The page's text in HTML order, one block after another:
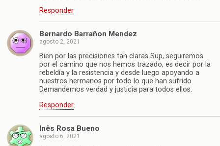
Responder
Bernardo Barrañon Mendez
agosto 2, 2021
Bien por las precisiones tan claras Sup, seguiremos
por el camino que nos hemos trazado, es decir por la
rebeldía y la resistencia y desde luego apoyando a
nuestros hermanos por todo lo que han sufrido.
Demandemos verdad y justicia para todos ellos.
Responder
Inês Rosa Bueno
agosto 6, 2021